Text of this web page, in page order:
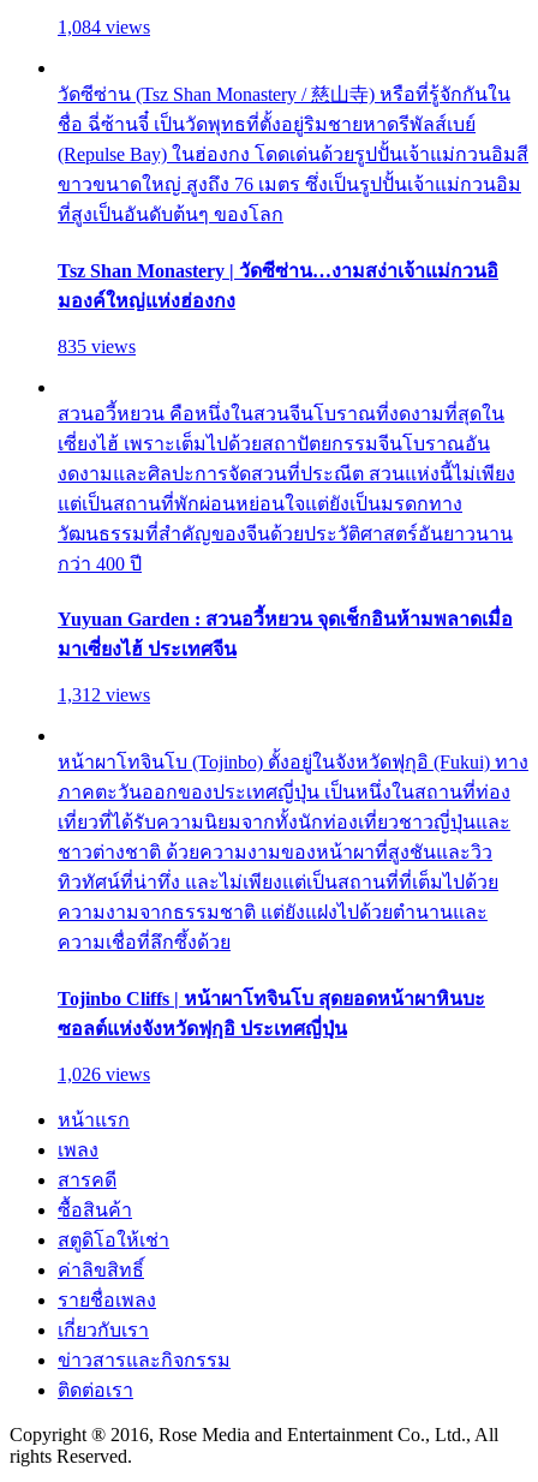
1,084 views
วัดซีซ่าน (Tsz Shan Monastery / 慈山寺) หรือที่รู้จักกันใน
ชื่อ ฉี่ซ้านจี๋ เป็นวัดพุทธที่ตั้งอยู่ริมชายหาดรีพัลส์เบย์
(Repulse Bay) ในฮ่องกง โดดเด่นด้วยรูปปั้นเจ้าแม่กวนอิมสี
ขาวขนาดใหญ่ สูงถึง 76 เมตร ซึ่งเป็นรูปปั้นเจ้าแม่กวนอิม
ที่สูงเป็นอันดับต้นๆ ของโลก
Tsz Shan Monastery | วัดซีซ่าน…งามสง่าเจ้าแม่กวนอิ
มองค์ใหญ่แห่งฮ่องกง
835 views
สวนอวี้หยวน คือหนึ่งในสวนจีนโบราณที่งดงามที่สุดใน
เซี่ยงไฮ้ เพราะเต็มไปด้วยสถาปัตยกรรมจีนโบราณอัน
งดงามและศิลปะการจัดสวนที่ประณีต สวนแห่งนี้ไม่เพียง
แต่เป็นสถานที่พักผ่อนหย่อนใจแต่ยังเป็นมรดกทาง
วัฒนธรรมที่สำคัญของจีนด้วยประวัติศาสตร์อันยาวนาน
กว่า 400 ปี
Yuyuan Garden : สวนอวี้หยวน จุดเช็กอินห้ามพลาดเมื่อ
มาเซี่ยงไฮ้ ประเทศจีน
1,312 views
หน้าผาโทจินโบ (Tojinbo) ตั้งอยู่ในจังหวัดฟุกุอิ (Fukui) ทาง
ภาคตะวันออกของประเทศญี่ปุ่น เป็นหนึ่งในสถานที่ท่อง
เที่ยวที่ได้รับความนิยมจากทั้งนักท่องเที่ยวชาวญี่ปุ่นและ
ชาวต่างชาติ ด้วยความงามของหน้าผาที่สูงชันและวิว
ทิวทัศน์ที่น่าทึ่ง และไม่เพียงแต่เป็นสถานที่ที่เต็มไปด้วย
ความงามจากธรรมชาติ แต่ยังแฝงไปด้วยตำนานและ
ความเชื่อที่ลึกซึ้งด้วย
Tojinbo Cliffs | หน้าผาโทจินโบ สุดยอดหน้าผาหินบะ
ซอลต์แห่งจังหวัดฟุกุอิ ประเทศญี่ปุ่น
1,026 views
หน้าแรก
เพลง
สารคดี
ซื้อสินค้า
สตูดิโอให้เช่า
ค่าลิขสิทธิ์
รายชื่อเพลง
เกี่ยวกับเรา
ข่าวสารและกิจกรรม
ติดต่อเรา
Copyright ® 2016, Rose Media and Entertainment Co., Ltd., All
rights Reserved.